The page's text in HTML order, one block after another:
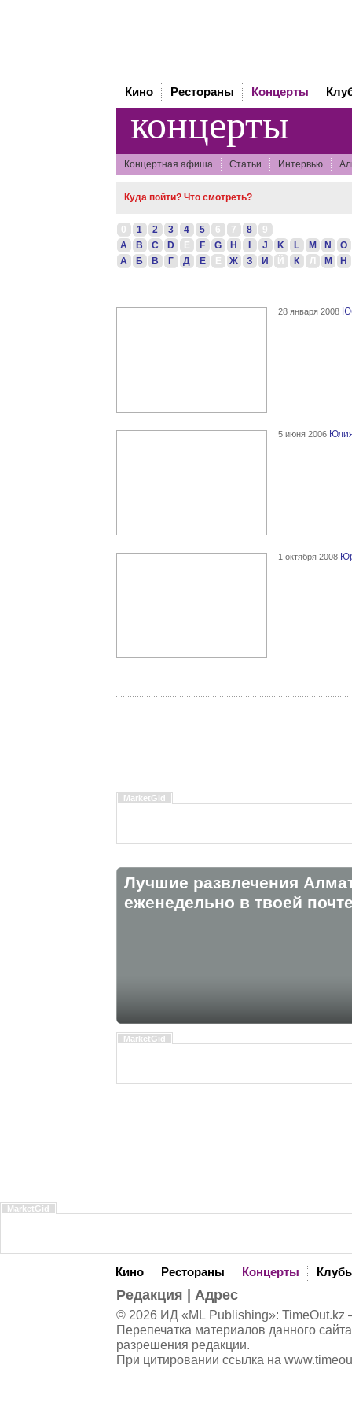
Кино Рестораны Концерты
концерты
Концертная афиша Статьи Интервью
Куда пойти? Что смотреть?
0 1 2 3 4 5 6 7 8
9
A
B C D E F G H J K L M N
O
А
Б В Г Д Е Ё Ж З И Й К Л М Н
28 января 2008
5 июня 2006
1 октября 2008
MarketGid
Лучшие развлечения
eженедельно в твоей
MarketGid
MarketGid
Кино Рестораны Концерты
Редакция Адрес
© 2026 ИД «ML Publishing»: TimeOut.kz
Перепечатка материалов данного
разрешения редакции.
При цитировании ссылка на